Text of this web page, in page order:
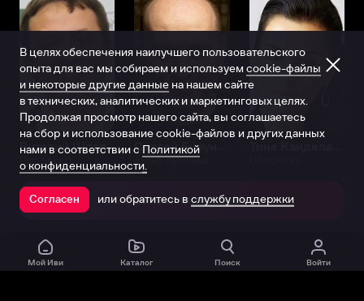
Виталий Шляппо
Продюсер Актёр дубляжа
Открыть в приложении
Мой Иви Каталог Поиск Войти
В целях обеспечения наилучшего пользовательского
опыта для вас мы собираем и используем cookie-файлы
и некоторые другие данные на нашем сайте
в технических, аналитических и маркетинговых целях.
Продолжая просмотр нашего сайта, вы соглашаетесь
на сбор и использование cookie-файлов и других данных
нами в соответствии с Политикой
о конфиденциальности.
Согласен или обратитесь в службу поддержки